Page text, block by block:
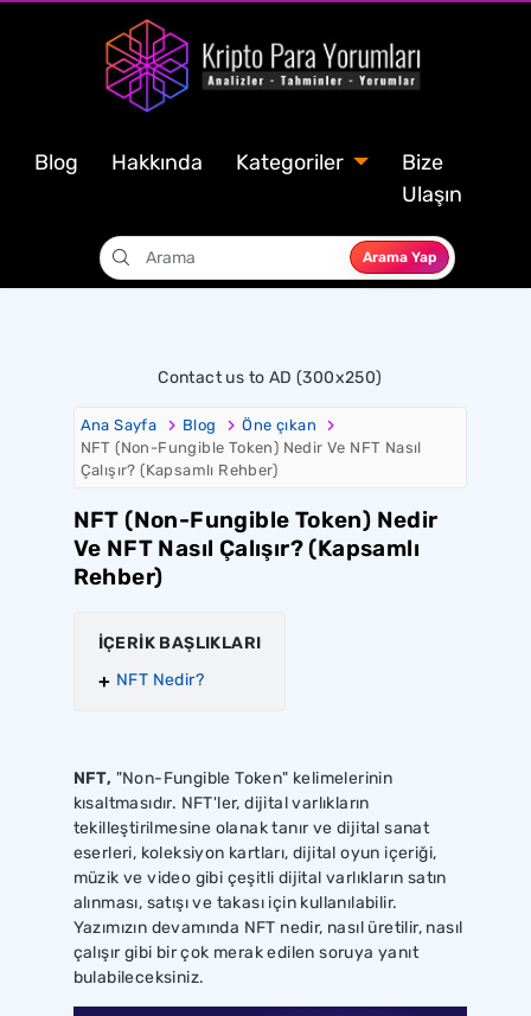
Blog Hakkında Kategoriler
Bize
Ulaşın
Arama Yap
Contact us to AD (300x250)
Ana Sayfa Blog
Öne çıkan
NFT (Non-Fungible Token) Nedir Ve NFT Nasıl
Çalışır? (Kapsamlı Rehber)
NFT (Non-Fungible Token) Nedir
Ve NFT Nasıl Çalışır? (Kapsamlı
Rehber)
İÇERİK BAŞLIKLARI
NFT Nedir?
NFT, "Non-Fungible Token" kelimelerinin
kısaltmasıdır. NFT'ler, dijital varlıkların
tekilleştirilmesine olanak tanır ve dijital sanat
eserleri, koleksiyon kartları, dijital oyun içeriği,
müzik ve video gibi çeşitli dijital varlıkların satın
alınması, satışı ve takası için kullanılabilir.
Yazımızın devamında NFT nedir, nasıl üretilir, nasıl
çalışır gibi bir çok merak edilen soruya yanıt
bulabileceksiniz.